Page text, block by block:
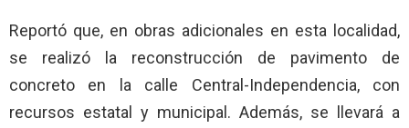
Reportó que, en obras adicionales en esta localidad,
se realizó la reconstrucción de pavimento de
concreto en la calle Central-Independencia, con
recursos estatal y municipal. Además, se llevará a